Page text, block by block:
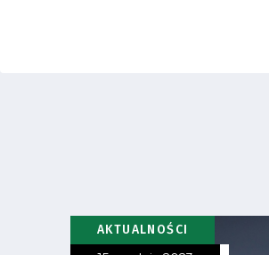
TabelaAKTUALNOŚCI